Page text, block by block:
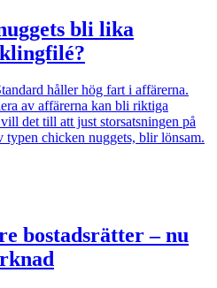
bli lika
håller hög fart i affärerna.
av affärerna kan bli riktiga
det till att just storsatsningen på
chicken nuggets, blir lönsam.
bostadsrätter – nu